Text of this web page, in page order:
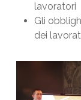
lavoratori
Gli
dei